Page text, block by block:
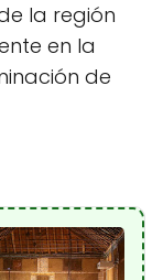
la región
en la
de